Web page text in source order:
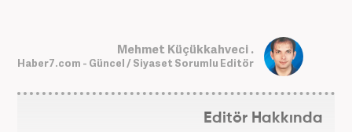
Mehmet Küçükkahveci .
Haber7.com - Güncel / Siyaset Sorumlu Editör
Editör Hakkında